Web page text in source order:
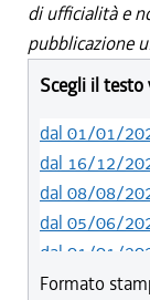
di ufficialità e
pubblicazione
Scegli il testo
dal 01/01/
dal 16/12/
dal 08/08/
dal 05/06/
dal 01/01/
dal 10/08/
Formato